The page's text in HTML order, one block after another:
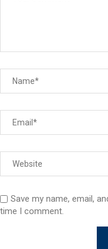
Save my name, email,
time I comment.